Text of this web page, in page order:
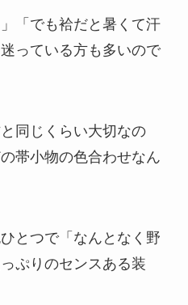
「でも袷だと暑くて汗
っている方も多いので
同じくらい大切なの
帯小物の色合わせなん
とつで「なんとなく野
ぷりのセンスある装